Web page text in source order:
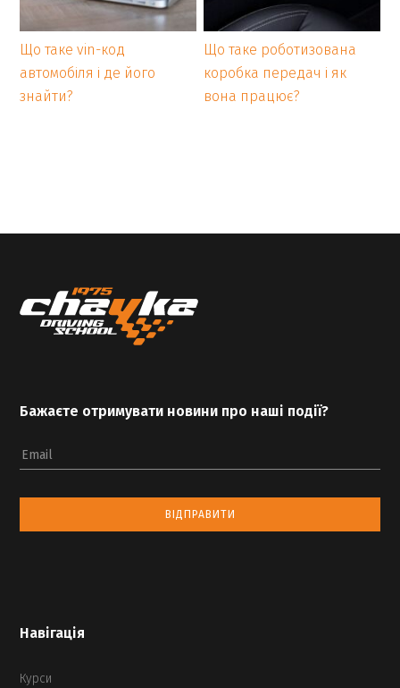
Що таке vin-код
автомобіля і де його
знайти?
Що таке роботизована
коробка передач і як
вона працює?
Бажаєте отримувати новини про наші події?
Email
ВІДПРАВИТИ
Навігація
Курси